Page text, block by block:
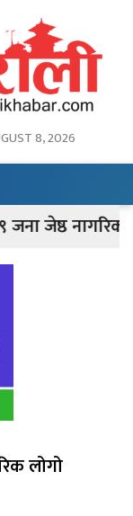
8, 2026
नागरिक तथा
लोगो